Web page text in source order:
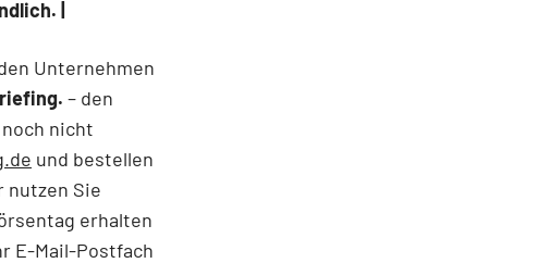
|
Unternehmen
– den
nicht
und bestellen
nutzen Sie
erhalten
E-Mail-Postfach